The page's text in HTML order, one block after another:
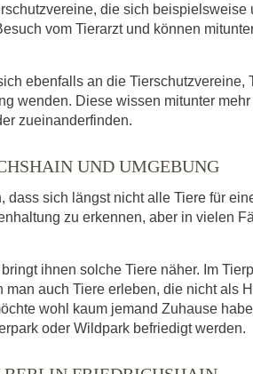
die sich beispielsweise
vom Tierarzt und können
ebenfalls an die Tierschutzvereine,
wenden. Diese wissen mitunter
zueinanderfinden.
UND UMGEBUNG
sich längst nicht alle Tiere für
zu erkennen, aber in vielen
ihnen solche Tiere näher. Im
auch Tiere erleben, die nicht als
wohl kaum jemand Zuhause
oder Wildpark befriedigt werden.